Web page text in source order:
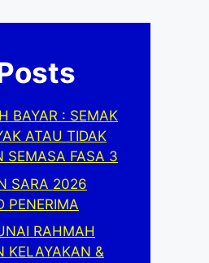
BAYAR : SEMAK
ATAU TIDAK
SEMASA FASA 3
SARA 2026
PENERIMA
RAHMAH
KELAYAKAN &